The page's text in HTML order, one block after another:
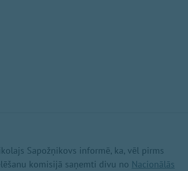
Sapožņikovs informē, ka, vēl pirms
komisijā saņemti divu no Nacionālās